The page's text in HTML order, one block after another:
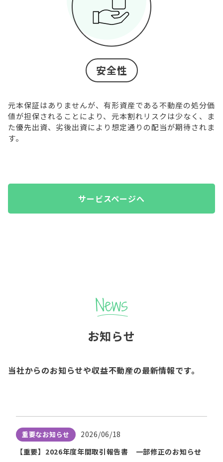
安全性
元本保証はありませんが、有形資産である不動産の処分価
値が担保されることにより、元本割れリスクは少なく、ま
た優先出資、劣後出資により想定通りの配当が期待されま
す。
サービスページへ
お知らせ
当社からのお知らせや収益不動産の最新情報です。
重要なお知らせ
2026/06/18
【重要】2026年度年間取引報告書 一部修正のお知らせ